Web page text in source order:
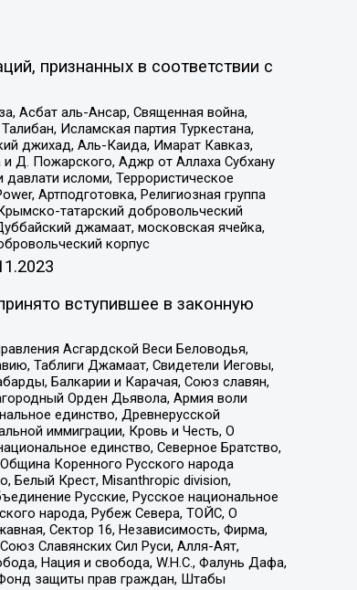
признанных в соответствии с
Асбат аль-Ансар, Священная война,
Исламская партия Туркестана,
джихад, Аль-Каида, Имарат Кавказ,
Д. Пожарского, Аджр от Аллаха Субхану
исломи, Террористическое
Артподготовка, Религиозная группа
татарский добровольческий
джамаат, московская ячейка,
корпус
вступившее в законную
Асгардской Веси Беловодья,
Таблиги Джамаат, Свидетели Иеговы,
Балкарии и Карачая, Союз славян,
Орден Дьявола, Армия воли
единство, Древнерусской
иммиграции, Кровь и Честь, О
единство, Северное Братство,
Коренного Русского народа
Белый Крест, Misanthropic division,
Русские, Русское национальное
народа, Рубеж Севера, ТОЙС, О
Сектор 16, Независимость, Фирма,
Славянских Сил Руси, Алля-Аят,
Нация и свобода, W.H.С., Фалунь Дафа,
защиты прав граждан, Штабы